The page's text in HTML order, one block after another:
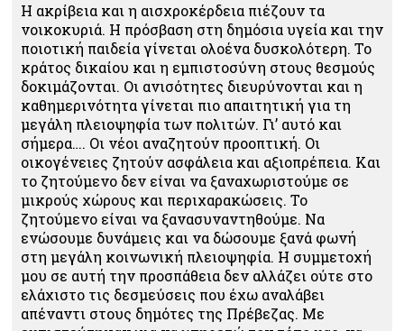
Η ακρίβεια και η αισχροκέρδεια πιέζουν τα
νοικοκυριά. Η πρόσβαση στη δημόσια υγεία και την
ποιοτική παιδεία γίνεται ολοένα δυσκολότερη. Το
κράτος δικαίου και η εμπιστοσύνη στους θεσμούς
δοκιμάζονται. Οι ανισότητες διευρύνονται και η
καθημερινότητα γίνεται πιο απαιτητική για τη
μεγάλη πλειοψηφία των πολιτών. Γι’ αυτό και
σήμερα…. Οι νέοι αναζητούν προοπτική. Οι
οικογένειες ζητούν ασφάλεια και αξιοπρέπεια. Και
το ζητούμενο δεν είναι να ξαναχωριστούμε σε
μικρούς χώρους και περιχαρακώσεις. Το
ζητούμενο είναι να ξανασυναντηθούμε. Να
ενώσουμε δυνάμεις και να δώσουμε ξανά φωνή
στη μεγάλη κοινωνική πλειοψηφία. Η συμμετοχή
μου σε αυτή την προσπάθεια δεν αλλάζει ούτε στο
ελάχιστο τις δεσμεύσεις που έχω αναλάβει
απέναντι στους δημότες της Πρέβεζας. Με